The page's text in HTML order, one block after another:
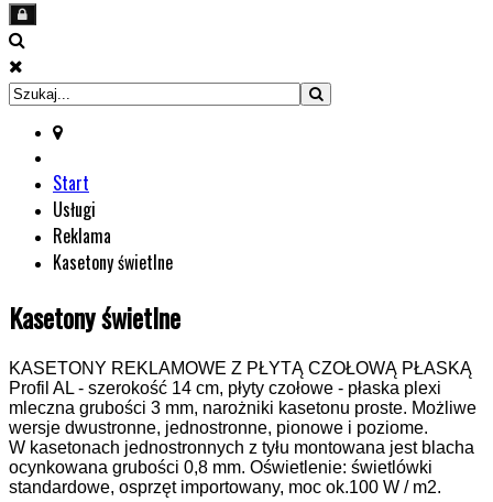
Start
Usługi
Reklama
Kasetony świetlne
Kasetony świetlne
KASETONY REKLAMOWE Z PŁYTĄ CZOŁOWĄ PŁASKĄ
Profil AL - szerokość 14 cm, płyty czołowe - płaska plexi
mleczna grubości 3 mm, narożniki kasetonu proste. Możliwe
wersje dwustronne, jednostronne, pionowe i poziome.
W kasetonach jednostronnych z tyłu montowana jest blacha
ocynkowana grubości 0,8 mm. Oświetlenie: świetlówki
standardowe, osprzęt importowany, moc ok.100 W / m2.